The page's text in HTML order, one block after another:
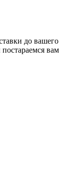
до вашего
вам